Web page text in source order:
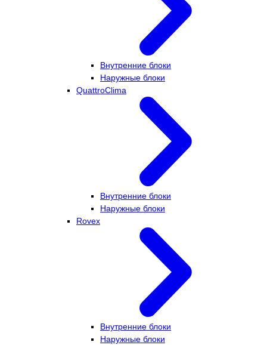
Внутренние блоки
Наружные блоки
QuattroClima
Внутренние блоки
Наружные блоки
Rovex
Внутренние блоки
Наружные блоки